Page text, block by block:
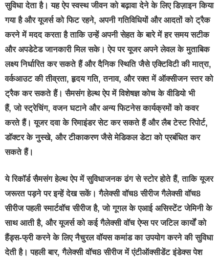
सुविधा देता है। यह ऐप स्वस्थ जीवन को बढ़ावा देने के लिए डिज़ाइन किया
गया है और यूजर्स को फिट रहने, अपनी गतिविधियों और आदतों को ट्रैक
करने में मदद करता है ताकि उन्हें अपनी सेहत के बारे में हर समय सटीक
और अपडेटेड जानकारी मिल सके। ऐप पर यूजर अपने लेवल के मुताबिक
लक्ष्य निर्धारित कर सकते हैं और दैनिक स्थिति जैसे एक्टिविटी की मात्रा,
वर्कआउट की तीव्रता, हृदय गति, तनाव, और रक्त में ऑक्सीजन स्तर को
ट्रैक कर सकते हैं। सैमसंग हेल्थ ऐप में विशेषज्ञ कोच के वीडियो भी
हैं, जो स्ट्रेचिंग, वजन घटाने और अन्य फिटनेस कार्यक्रमों को कवर
करते हैं। यूजर दवा के रिमाइंडर सेट कर सकते हैं और लैब टेस्ट रिपोर्ट,
डॉक्टर के नुस्खे, और टीकाकरण जैसे मेडिकल डेटा को प्रबंधित कर
सकते हैं।
ये रिकॉर्ड सैमसंग हेल्थ ऐप में सुविधाजनक ढंग से स्‍टोर होते हैं, ताकि यूजर
जरूरत पड़ने पर इन्हें देख सकें। गैलेक्सी वॉच8 सीरीज गैलेक्सी वॉच8
सीरीज पहली स्मार्टवॉच सीरीज है, जो गूगल के एआई असिस्टेंट जेमिनी के
साथ आती है, और यूजर्स को कई गैलेक्सी वॉच ऐप्स पर जटिल कार्यों को
हैंड्स-फ्री करने के लिए नैचुरल वॉयस कमांड का उपयोग करने की सुविधा
देती है। पहली बार, गैलेक्सी वॉच8 सीरीज में एंटीऑक्सीडेंट इंडेक्स पेश